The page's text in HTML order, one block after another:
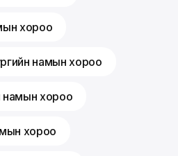
хороо
намын хороо
намын хороо
хороо